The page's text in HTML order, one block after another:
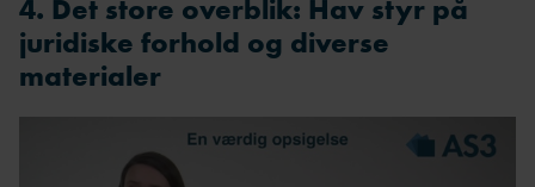
4. Det store overblik: Hav styr på
juridiske forhold og diverse
materialer